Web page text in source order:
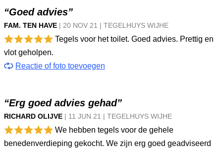
“Goed advies”
FAM. TEN HAVE | 20 NOV 21 | TEGELHUYS WIJHE
Tegels voor het toilet. Goed advies. Prettig en
vlot geholpen.
Reactie of foto toevoegen
“Erg goed advies gehad”
RICHARD OLIJVE | 11 JUN 21 | TEGELHUYS WIJHE
We hebben tegels voor de gehele
benedenverdieping gekocht. We zijn erg goed geadviseerd